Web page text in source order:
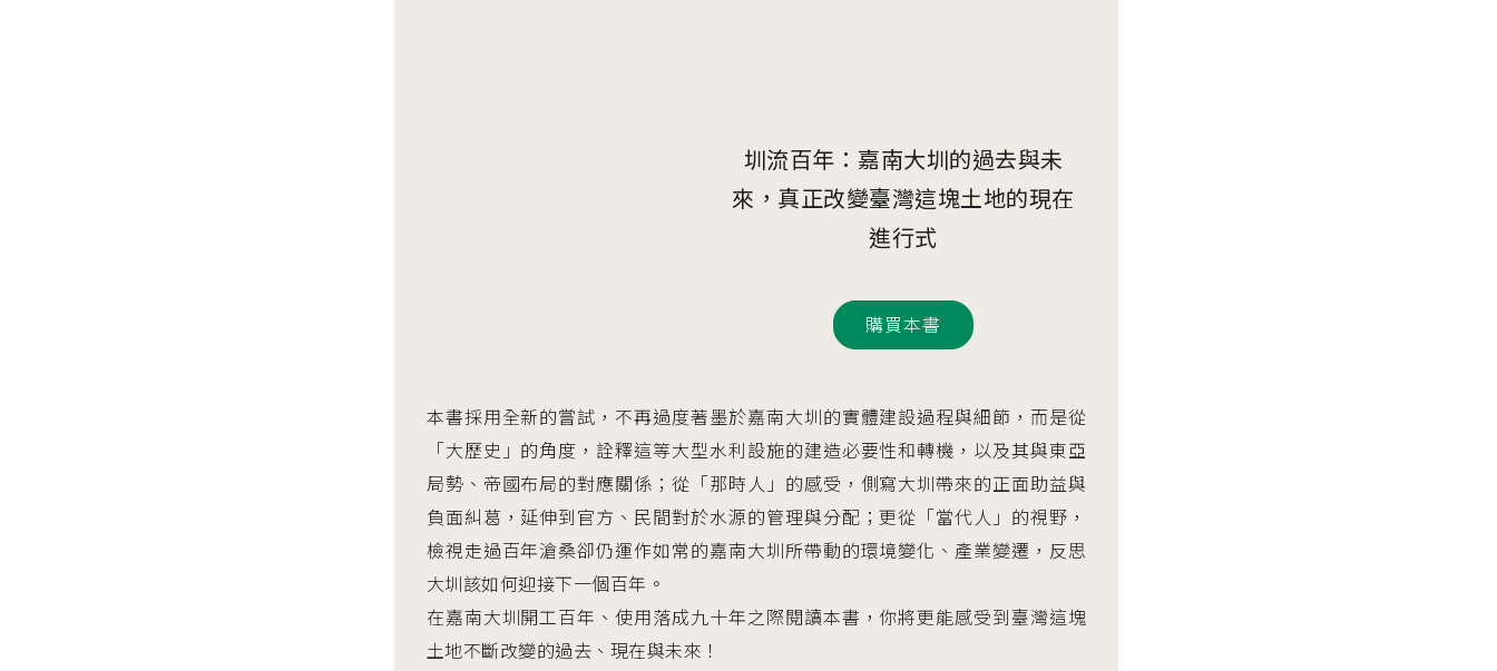
圳流百年：嘉南大圳的過去與未
來，真正改變臺灣這塊土地的現在
進行式
購買本書
本書採用全新的嘗試，不再過度著墨於嘉南大圳的實體建設過程與細節，而是從
「大歷史」的角度，詮釋這等大型水利設施的建造必要性和轉機，以及其與東亞
局勢、帝國布局的對應關係；從「那時人」的感受，側寫大圳帶來的正面助益與
負面糾葛，延伸到官方、民間對於水源的管理與分配；更從「當代人」的視野，
檢視走過百年滄桑卻仍運作如常的嘉南大圳所帶動的環境變化、產業變遷，反思
大圳該如何迎接下一個百年。
在嘉南大圳開工百年、使用落成九十年之際閱讀本書，你將更能感受到臺灣這塊
土地不斷改變的過去、現在與未來！